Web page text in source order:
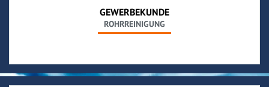
GEWERBEKUNDE
ROHRREINIGUNG